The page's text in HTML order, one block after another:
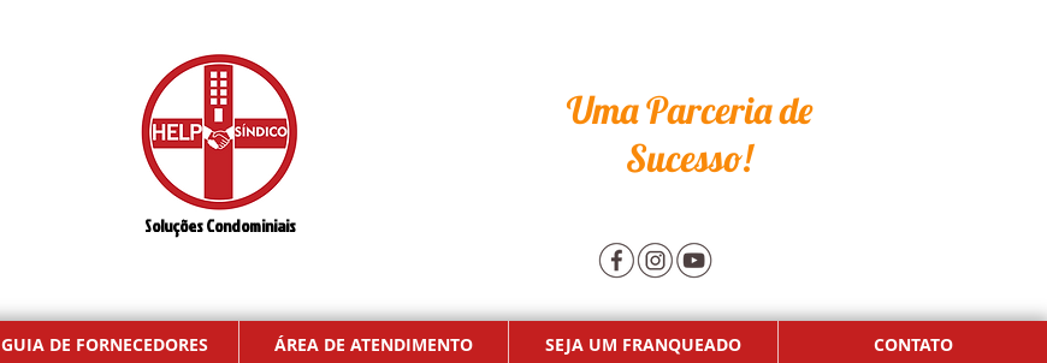
Soluções Condominiais
Uma Parceria de
Sucesso!
GUIA DE FORNECEDORES ÁREA DE ATENDIMENTO SEJA UM FRANQUEADO CONTATO